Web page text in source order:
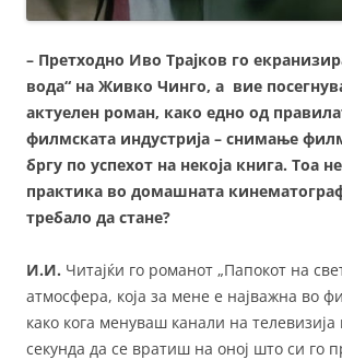
– Претходно Иво Трајков го
вода“ на Живко Чинго, a вие
актуелен роман, како едно од
филмската индустрија – снимање
бргу по успехот на некоја книга. Тоа
практика во домашната
требало да стане?
И.И. Читајќи го романот „Папокот на
атмосфера, која за мене е најважна во
како кога менуваш канали на
секунда да се вратиш на оној што си го